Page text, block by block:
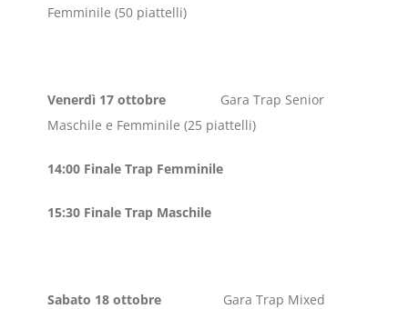
Femminile (50 piattelli)
Venerdì 17 ottobre Gara Trap Senior
Maschile e Femminile (25 piattelli)
14:00 Finale Trap Femminile
15:30 Finale Trap Maschile
Sabato 18 ottobre Gara Trap Mixed